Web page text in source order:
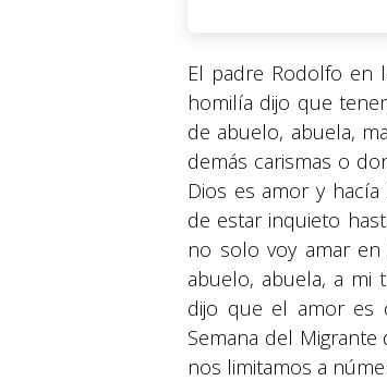
El padre Rodolfo en
homilía dijo que
de abuelo, abuela,
demás carismas o
Dios es amor y
de estar inquieto
no solo voy amar
abuelo, abuela, a mi
dijo que el amor es
Semana del
nos limitamos a